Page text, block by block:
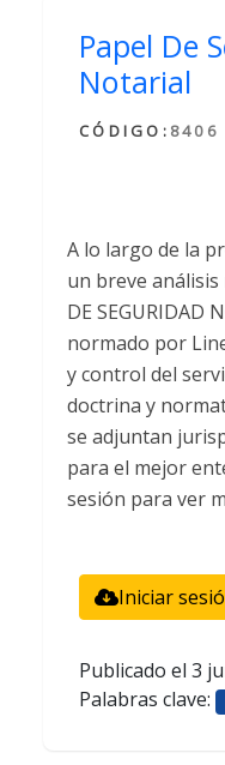
Papel De
Notarial
CÓDIGO: 8406
A lo largo de la
un breve análisis
DE SEGURIDAD
normado por
y control del
doctrina y
se adjuntan
para el mejor
sesión para ver
Iniciar
Publicado el 3
Palabras clave: